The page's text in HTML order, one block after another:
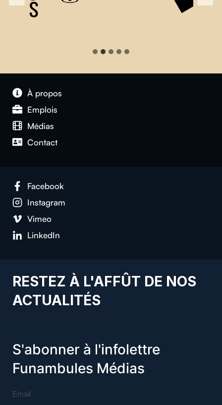
À propos
Emplois
Médias
Contact
Facebook
Instagram
Vimeo
LinkedIn
RESTEZ À L'AFFÛT DE NOS
ACTUALITÉS
S'abonner à l'infolettre
Funambules Médias
Email